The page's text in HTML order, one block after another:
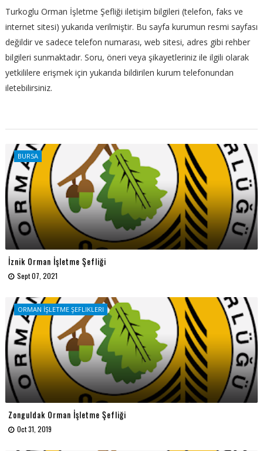
Turkoglu Orman İşletme Şefliği iletişim bilgileri (telefon, faks ve
internet sitesi) yukarıda verilmiştir. Bu sayfa kurumun resmi sayfası
değildir ve sadece telefon numarası, web sitesi, adres gibi rehber
bilgileri sunmaktadır. Soru, öneri veya şikayetleriniz ile ilgili olarak
yetkililere erişmek için yukarıda bildirilen kurum telefonundan
iletebilirsiniz.
BURSA
İznik Orman İşletme Şefliği
Sept 07, 2021
ORMAN İŞLETME ŞEFLIKLERI
Zonguldak Orman İşletme Şefliği
Oct 31, 2019